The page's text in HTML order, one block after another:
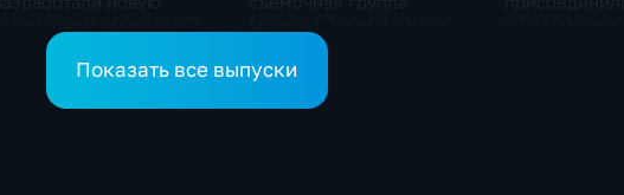
композитных материалов
Показать все выпуски